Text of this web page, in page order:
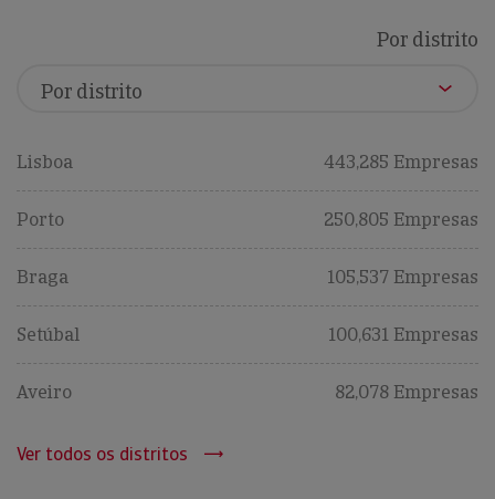
Por distrito
Lisboa 443,285 Empresas
Porto 250,805 Empresas
Braga 105,537 Empresas
Setúbal 100,631 Empresas
Aveiro 82,078 Empresas
Ver todos os distritos